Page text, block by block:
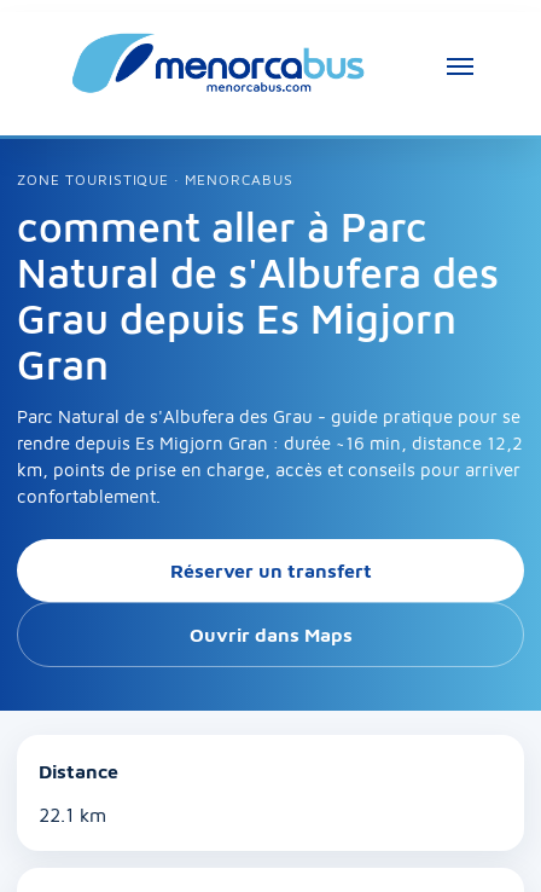
ZONE TOURISTIQUE · MENORCABUS
comment aller à Parc
Natural de s'Albufera des
Grau depuis Es Migjorn
Gran
Parc Natural de s'Albufera des Grau - guide pratique pour se
rendre depuis Es Migjorn Gran : durée ~16 min, distance 12,2
km, points de prise en charge, accès et conseils pour arriver
confortablement.
Réserver un transfert
Ouvrir dans Maps
Distance
22.1 km
MenorcaBus Assistant
Bonjour, je suis l’assistant MenorcaBus.
Comment puis-je vous aider ?